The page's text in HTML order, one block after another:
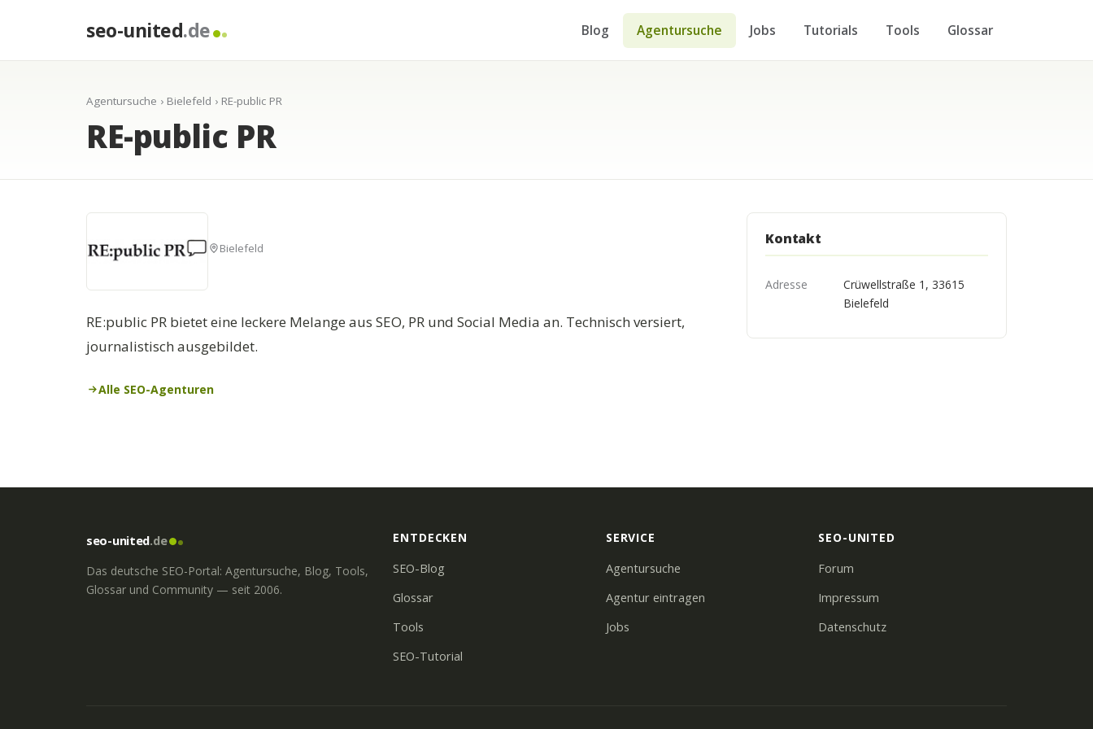
seo-united.de Blog Agentursuche Jobs Tutorials Tools Glossar
Agentursuche › Bielefeld › RE-public PR
RE-public PR
Bielefeld
RE:public PR bietet eine leckere Melange aus SEO, PR und Social Media an. Technisch versiert,
journalistisch ausgebildet.
Alle SEO-Agenturen
Kontakt
Adresse
Crüwellstraße 1, 33615
Bielefeld
seo-united.de
Das deutsche SEO-Portal: Agentursuche, Blog, Tools,
Glossar und Community — seit 2006.
ENTDECKEN
SEO-Blog
Glossar
Tools
SEO-Tutorial
SERVICE
Agentursuche
Agentur eintragen
Jobs
SEO-UNITED
Forum
Impressum
Datenschutz